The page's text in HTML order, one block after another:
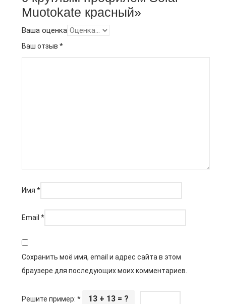
Muotokate красный»
Ваша оценка
Ваш отзыв *
Имя *
Email *
Сохранить моё имя, email и адрес сайта в этом
браузере для последующих моих комментариев.
Решите пример: * 13 + 13 = ?